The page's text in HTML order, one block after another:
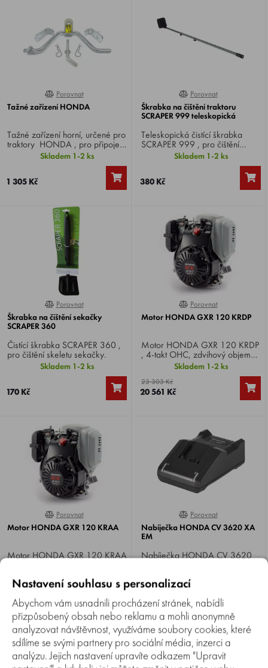
100%
Porovnat
Tažné zařízení HONDA
Tažné zařízení horní, určené pro
traktory HONDA , pro připojení
a vlečení přívěsného vozíku.
Skladem 1-2 ks
1 305 Kč
100%
Porovnat
Škrabka na čištění traktoru
SCRAPER 999 teleskopická
Teleskopická čistící škrabka
SCRAPER 999 , pro čištění
skeletu a výhozového tunelu
Skladem 1-2 ks
380 Kč
0%
Porovnat
Škrabka na čištění sekačky
SCRAPER 360
Čistící škrabka SCRAPER 360 ,
pro čištění skeletu sekačky.
Skladem 1-2 ks
170 Kč
0%
Porovnat
Motor HONDA GXR 120 KRDP
Motor HONDA GXR 120 KRDP
, 4-takt OHC, zdvihový objem
121 cm3, výkon 3,6 HP.
Specifikace KRDP, hmotnost
10,4 kg.
Skladem 1-2 ks
23 303 Kč
20 561 Kč
0%
Porovnat
Motor HONDA GXR 120 KRAA
Motor HONDA GXR 120 KRAA
Specifikace KRAA, hmotnost
Skladem 1-2 ks
19 617 Kč
0%
Porovnat
Nabíječka HONDA CV 3620 XA
EM
Nabíječka HONDA CV 3620
Skladem 5+ ks
1 490 Kč
Nastavení souhlasu s personalizací
Abychom vám usnadnili procházení stránek, nabídli
přizpůsobený obsah nebo reklamu a mohli anonymně
analyzovat návštěvnost, využíváme soubory cookies, které
sdílíme se svými partnery pro sociální média, inzerci a
analýzu. Jejich nastavení upravíte odkazem "Upravit